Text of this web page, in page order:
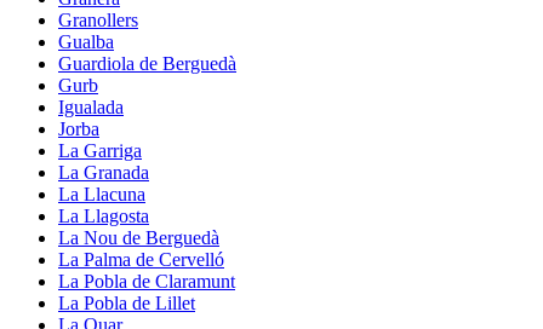
Granollers
Gualba
Guardiola de Berguedà
Gurb
Igualada
Jorba
La Garriga
La Granada
La Llacuna
La Llagosta
La Nou de Berguedà
La Palma de Cervelló
La Pobla de Claramunt
La Pobla de Lillet
La Quar